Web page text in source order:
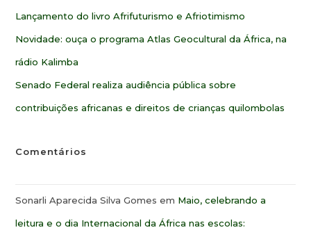
Lançamento do livro Afrifuturismo e Afriotimismo
Novidade: ouça o programa Atlas Geocultural da África, na
rádio Kalimba
Senado Federal realiza audiência pública sobre
contribuições africanas e direitos de crianças quilombolas
Comentários
Sonarli Aparecida Silva Gomes em Maio, celebrando a
leitura e o dia Internacional da África nas escolas: